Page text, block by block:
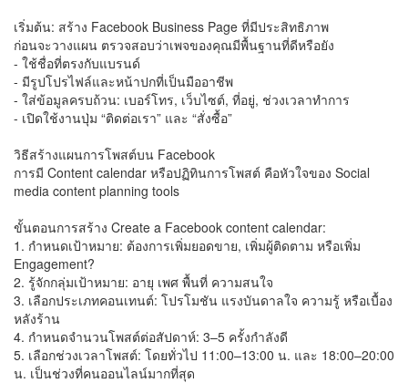
เริ่มต้น: สร้าง Facebook Business Page ที่มีประสิทธิภาพ
ก่อนจะวางแผน ตรวจสอบว่าเพจของคุณมีพื้นฐานที่ดีหรือยัง
- ใช้ชื่อที่ตรงกับแบรนด์
- มีรูปโปรไฟล์และหน้าปกที่เป็นมืออาชีพ
- ใส่ข้อมูลครบถ้วน: เบอร์โทร, เว็บไซต์, ที่อยู่, ช่วงเวลาทำการ
- เปิดใช้งานปุ่ม “ติดต่อเรา” และ “สั่งซื้อ”
วิธีสร้างแผนการโพสต์บน Facebook
การมี Content calendar หรือปฏิทินการโพสต์ คือหัวใจของ Social
media content planning tools
ขั้นตอนการสร้าง Create a Facebook content calendar:
1. กำหนดเป้าหมาย: ต้องการเพิ่มยอดขาย, เพิ่มผู้ติดตาม หรือเพิ่ม
Engagement?
2. รู้จักกลุ่มเป้าหมาย: อายุ เพศ พื้นที่ ความสนใจ
3. เลือกประเภทคอนเทนต์: โปรโมชัน แรงบันดาลใจ ความรู้ หรือเบื้อง
หลังร้าน
4. กำหนดจำนวนโพสต์ต่อสัปดาห์: 3–5 ครั้งกำลังดี
5. เลือกช่วงเวลาโพสต์: โดยทั่วไป 11:00–13:00 น. และ 18:00–20:00
น. เป็นช่วงที่คนออนไลน์มากที่สุด